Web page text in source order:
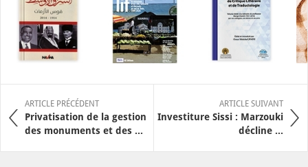
ARTICLE PRÉCÉDENT
Privatisation de la gestion
des monuments et des ...
ARTICLE SUIVANT
Investiture Sissi : Marzouki
décline ...